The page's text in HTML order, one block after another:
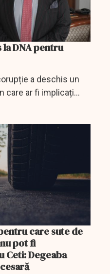
la DNA pentru
a deschis un
care ar fi implicați
Piedone,
care sute de
pot fi
Ceti: Degeaba